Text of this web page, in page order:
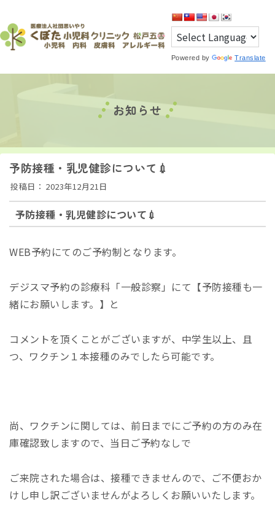
Powered by Translate
お知らせ
予防接種・乳児健診について💉
投稿日： 2023年12月21日
予防接種・乳児健診について💉
WEB予約にてのご予約制となります。
デジスマ予約の診療科「一般診察」にて【予防接種も一
緒にお願いします。】と
コメントを頂くことがございますが、中学生以上、且
つ、ワクチン１本接種のみでしたら可能です。
尚、ワクチンに関しては、前日までにご予約の方のみ在
庫確認致しますので、当日ご予約なしで
ご来院された場合は、接種できませんので、ご不便おか
けし申し訳ございませんがよろしくお願いいたします。